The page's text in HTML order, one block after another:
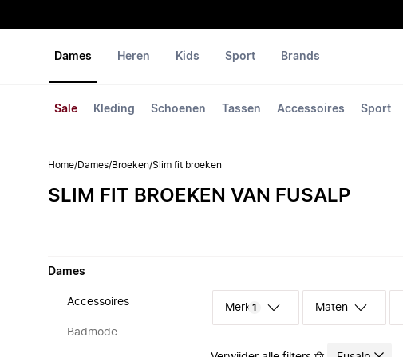
Dames
Sale Kleding Schoenen Tassen Accessoires Sport
Heren Kids Sport Brands
Home/Dames/Broeken/Slim fit broeken
SLIM FIT BROEKEN VAN FUSALP
Dames
Accessoires
Badmode
Merk 1 Maten